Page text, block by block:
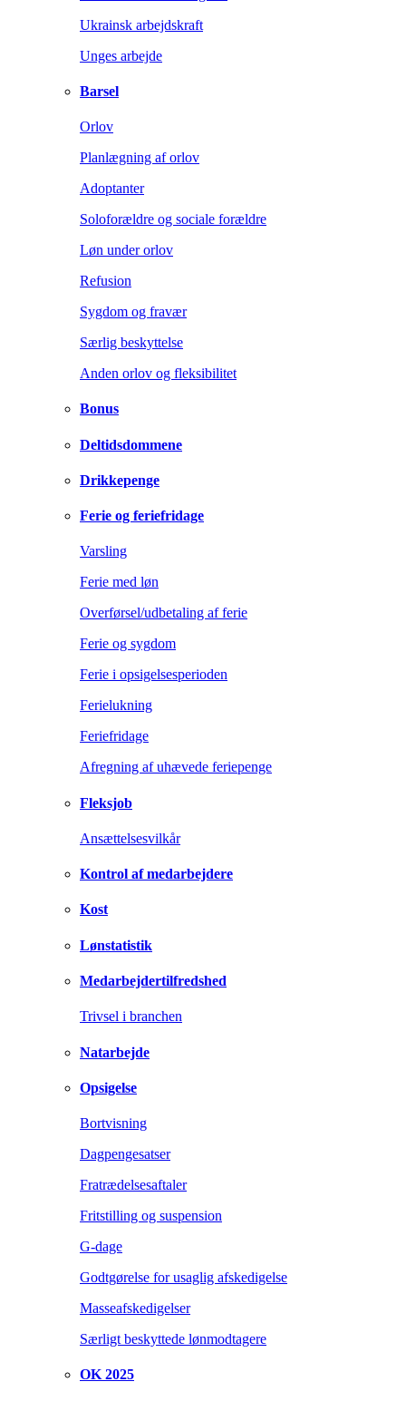
Ukrainsk arbejdskraft
Unges arbejde
Barsel
Orlov
Planlægning af orlov
Adoptanter
Soloforældre og sociale forældre
Løn under orlov
Refusion
Sygdom og fravær
Særlig beskyttelse
Anden orlov og fleksibilitet
Bonus
Deltidsdommene
Drikkepenge
Ferie og feriefridage
Varsling
Ferie med løn
Overførsel/udbetaling af ferie
Ferie og sygdom
Ferie i opsigelsesperioden
Ferielukning
Feriefridage
Afregning af uhævede feriepenge
Fleksjob
Ansættelsesvilkår
Kontrol af medarbejdere
Kost
Lønstatistik
Medarbejdertilfredshed
Trivsel i branchen
Natarbejde
Opsigelse
Bortvisning
Dagpengesatser
Fratrædelsesaftaler
Fritstilling og suspension
G-dage
Godtgørelse for usaglig afskedigelse
Masseafskedigelser
Særligt beskyttede lønmodtagere
OK 2025